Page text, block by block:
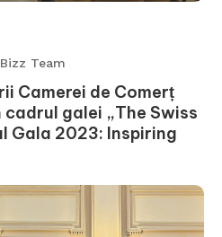
Team
Camerei de Comerț
galei „The Swiss
Gala 2023: Inspiring